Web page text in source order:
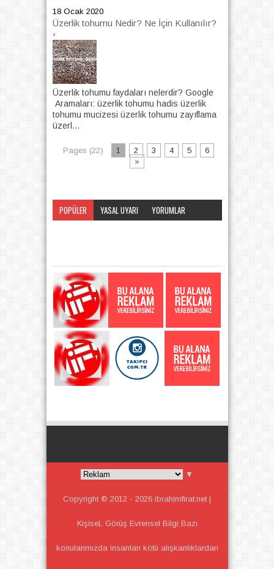
18 Ocak 2020
Üzerlik tohumu Nedir? Ne İçin Kullanılır?
›
Üzerlik tohumu faydaları nelerdir? Google
Aramaları: üzerlik tohumu hadis üzerlik
tohumu mucizesi üzerlik tohumu zayıflama
üzerl...
Pages (22) 1 2 3 4 5
6
»
POPÜLER YASAL UYARI
YORUMLAR
▼
Copyright © 2012 - 2026 ibrahimfirat.net |
KişiseL Görüş Evrensel Bilgi Bazı
konularımızda insanları kötü alışkanlıklardan